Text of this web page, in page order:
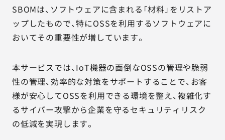
SBOMは、ソフトウェアに含まれる「材料」をリストア
ップしたもので、特にOSSを利用するソフトウェアに
おいてその重要性が増しています。
本サービスでは、IoT機器の面倒なOSSの管理や脆弱
性の管理、効率的な対策をサポートすることで、お客
様が安心してOSSを利用できる環境を整え、複雑化す
るサイバー攻撃から企業を守るセキュリティリスク
の低減を実現します。